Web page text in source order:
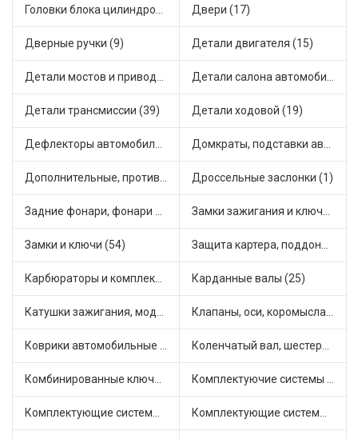
Головки блока цилиндров (2) Двери (17)
Дверные ручки (9) Детали двигателя (15)
Детали мостов и привода трансмиссии (58) Детали салона автомобиля (47)
Детали трансмиссии (39) Детали ходовой (19)
Дефлекторы автомобильные (4) Домкраты, подставки автомобильные (1)
Дополнительные, противотуманные фары (2) Дроссельные заслонки (1)
Задние фонари, фонари видимости (5) Замки зажигания и ключи (11)
Замки и ключи (54) Защита картера, поддона, КПП (3)
Карбюраторы и комплектующие (32) Карданные валы (25)
Катушки зажигания, модули зажигания (3) Клапаны, оси, коромысла (14)
Коврики автомобильные (7) Коленчатый вал, шестерни коленчатого вала (9)
Комбинированные ключи (3) Комплектуючие системы стеклоочистителя (9)
Комплектующие системы выпуска отработавших газов (10) Комплектующие системы отопления (25)